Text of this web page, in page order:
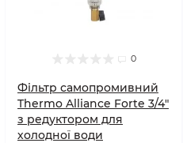
0
Фільтр самопромивний
Thermo Alliance Forte 3/4"
з редуктором для
холодної води